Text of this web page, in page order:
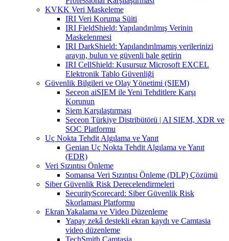
KVKK Veri Maskeleme
IRI Veri Koruma Süiti
IRI FieldShield: Yapılandırılmış Verinin
Maskelenmesi
IRI DarkShield: Yapılandırılmamış verilerinizi
arayın, bulun ve güvenli hale getirin
IRI CellShield: Kusursuz Microsoft EXCEL
Elektronik Tablo Güvenliği
Güvenlik Bilgileri ve Olay Yönetimi (SIEM)
Seceon aiSIEM ile Yeni Tehditlere Karşı
Korunun
Siem Karşılaştırması
Seceon Türkiye Distribütörü | AI SIEM, XDR ve
SOC Platformu
Uç Nokta Tehdit Algılama ve Yanıt
Genian Uç Nokta Tehdit Algılama ve Yanıt
(EDR)
Veri Sızıntısı Önleme
Somansa Veri Sızıntısı Önleme (DLP) Çözümü
Siber Güvenlik Risk Derecelendirmeleri
SecurityScorecard: Siber Güvenlik Risk
Skorlaması Platformu
Ekran Yakalama ve Video Düzenleme
Yapay zekâ destekli ekran kaydı ve Camtasia
video düzenleme
TechSmith Camtasia